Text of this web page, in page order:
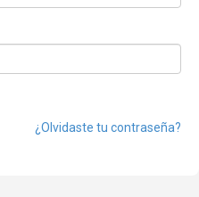
¿Olvidaste tu contraseña?